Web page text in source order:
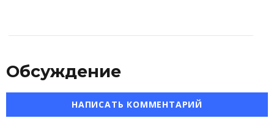
Обсуждение
НАПИСАТЬ КОММЕНТАРИЙ